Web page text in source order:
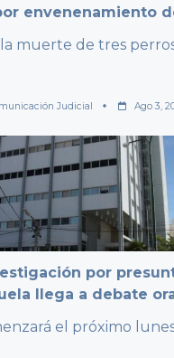
envenenamiento
muerte de tres
Judicial Ago 3,
por
llega a debate
el próximo